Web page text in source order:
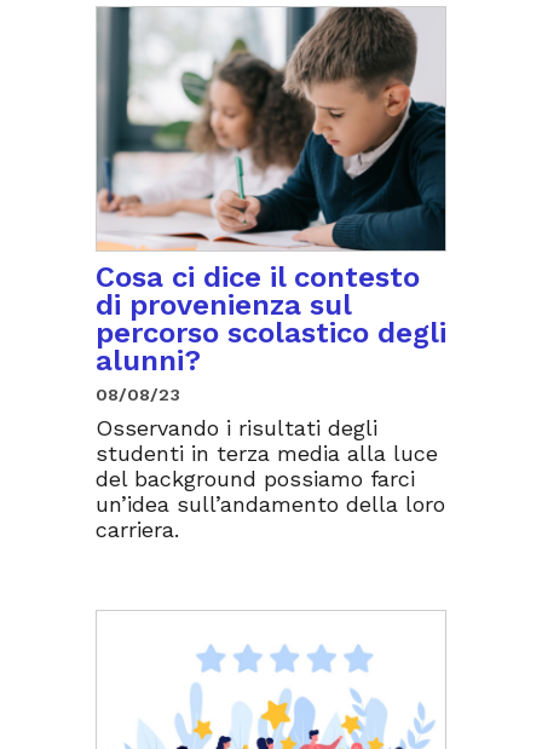
Cosa ci dice il contesto
di provenienza sul
percorso scolastico degli
alunni?
08/08/23
Osservando i risultati degli
studenti in terza media alla luce
del background possiamo farci
un’idea sull’andamento della loro
carriera.